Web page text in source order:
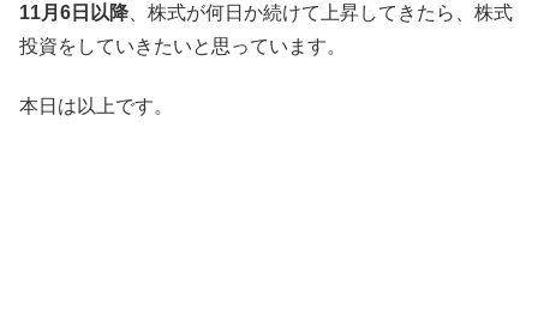
11月6日以降 、株式が何日か続けて上昇してきたら、株式
投資をしていきたいと思っています。
本日は以上です。